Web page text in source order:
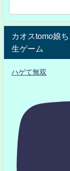
カオスtomo娘
生ゲーム
ハゲて無双